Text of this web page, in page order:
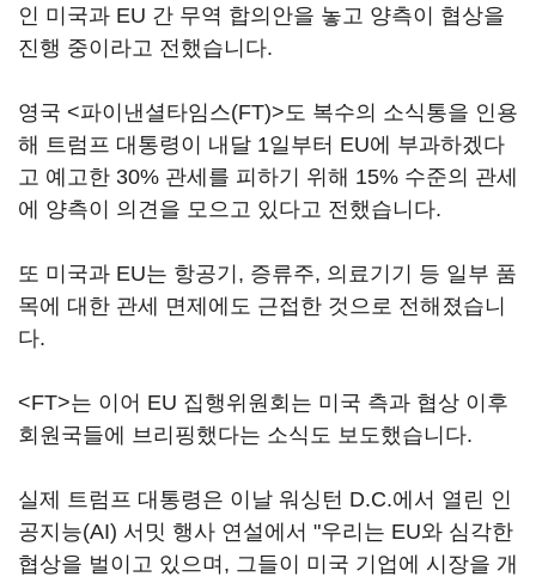
인 미국과 EU 간 무역 합의안을 놓고 양측이 협상을
진행 중이라고 전했습니다.
영국 <파이낸셜타임스(FT)>도 복수의 소식통을 인용
해 트럼프 대통령이 내달 1일부터 EU에 부과하겠다
고 예고한 30% 관세를 피하기 위해 15% 수준의 관세
에 양측이 의견을 모으고 있다고 전했습니다.
또 미국과 EU는 항공기, 증류주, 의료기기 등 일부 품
목에 대한 관세 면제에도 근접한 것으로 전해졌습니
다.
<FT>는 이어 EU 집행위원회는 미국 측과 협상 이후
회원국들에 브리핑했다는 소식도 보도했습니다.
실제 트럼프 대통령은 이날 워싱턴 D.C.에서 열린 인
공지능(AI) 서밋 행사 연설에서 "우리는 EU와 심각한
협상을 벌이고 있으며, 그들이 미국 기업에 시장을 개